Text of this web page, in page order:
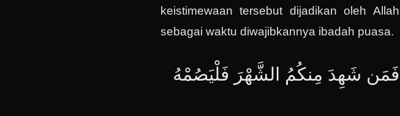
keistimewaan tersebut dijadikan oleh Allah
sebagai waktu diwajibkannya ibadah puasa.
فَمَن شَهِدَ مِنكُمُ الشَّهْرَ فَلْيَصُمْهُ